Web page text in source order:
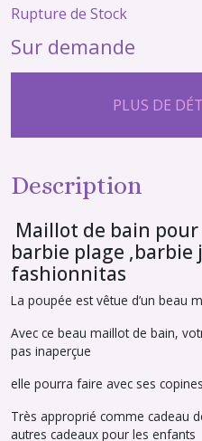
Rupture de Stock
Sur demande
PLUS DE
Description
Maillot de bain
barbie plage ,barbie
fashionnitas
La poupée est vêtue d’un beau
Avec ce beau maillot de bain,
pas inaperçue
elle pourra faire avec ses
Très approprié comme cadeau
autres cadeaux pour les